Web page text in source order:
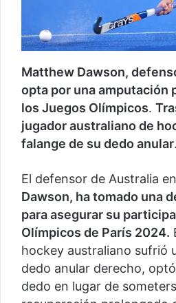
Matthew Dawson,
opta por una amputación
los Juegos Olímpicos.
jugador australiano de
falange de su dedo anular.
El defensor de Australia
Dawson, ha tomado una
para asegurar su
Olímpicos de París 2024.
hockey australiano sufrió
dedo anular derecho,
dedo en lugar de